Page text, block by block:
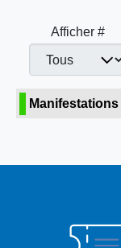
Afficher #
Manifestations